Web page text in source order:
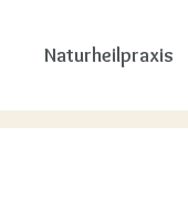
Naturheilpraxis